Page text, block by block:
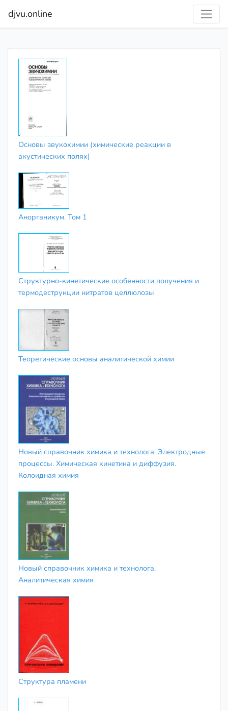
djvu.online
Основы звукохимии (химические реакции в
акустических полях)
Анорганикум. Том 1
Структурно-кинетические особенности получения и
термодеструкции нитратов целлюлозы
Теоретические основы аналитической химии
Новый справочник химика и технолога. Электродные
процессы. Химическая кинетика и диффузия.
Колоидная химия
Новый справочник химика и технолога.
Аналитическая химия
Структура пламени